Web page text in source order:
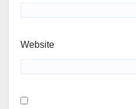
Website